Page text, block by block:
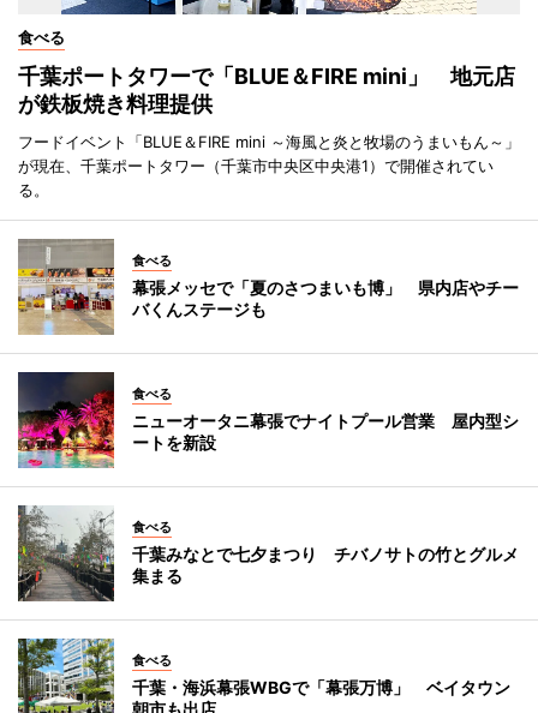
食べる
千葉ポートタワーで「BLUE＆FIRE mini」 地元店
が鉄板焼き料理提供
フードイベント「BLUE＆FIRE mini ～海風と炎と牧場のうまいもん～」
が現在、千葉ポートタワー（千葉市中央区中央港1）で開催されてい
る。
食べる
幕張メッセで「夏のさつまいも博」 県内店やチー
バくんステージも
食べる
ニューオータニ幕張でナイトプール営業 屋内型シ
ートを新設
食べる
千葉みなとで七夕まつり チバノサトの竹とグルメ
集まる
食べる
千葉・海浜幕張WBGで「幕張万博」 ベイタウン
朝市も出店